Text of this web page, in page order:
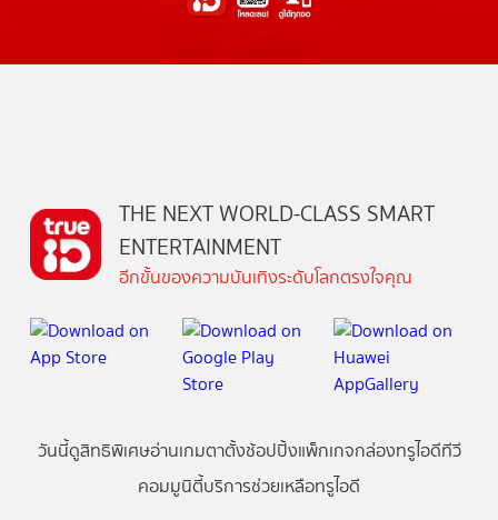
THE NEXT WORLD-CLASS SMART
ENTERTAINMENT
อีกขั้นของความบันเทิงระดับโลกตรงใจคุณ
วันนี้ดูสิทธิพิเศษอ่านเกมตาตั้งช้อปปิ้งแพ็กเกจกล่องทรูไอดีทีวี
คอมมูนิตี้บริการช่วยเหลือทรูไอดี